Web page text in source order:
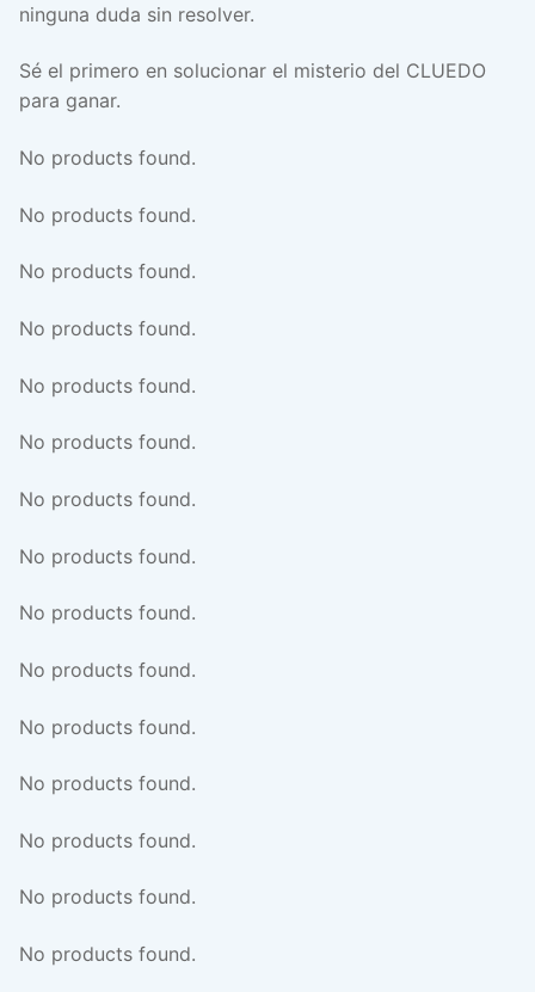
ninguna duda sin resolver.
Sé el primero en solucionar el misterio del CLUEDO
para ganar.
No products found.
No products found.
No products found.
No products found.
No products found.
No products found.
No products found.
No products found.
No products found.
No products found.
No products found.
No products found.
No products found.
No products found.
No products found.